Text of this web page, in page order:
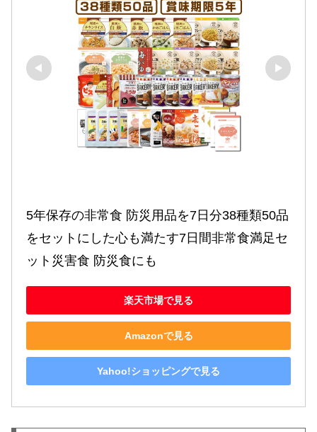
5年保存の非常食 防災用品を7日分38種類50品
をセットにした心も満たす7日間非常食満足セ
ット災害食 防災食にも
楽天市場で見る
Amazonで見る
Yahoo!ショッピングで見る